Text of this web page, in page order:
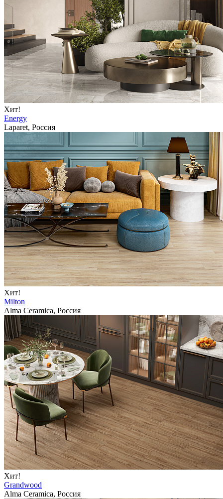
Хит!
Energy
Laparet, Россия
Хит!
Milton
Alma Ceramica, Россия
Хит!
Grandwood
Alma Ceramica, Россия